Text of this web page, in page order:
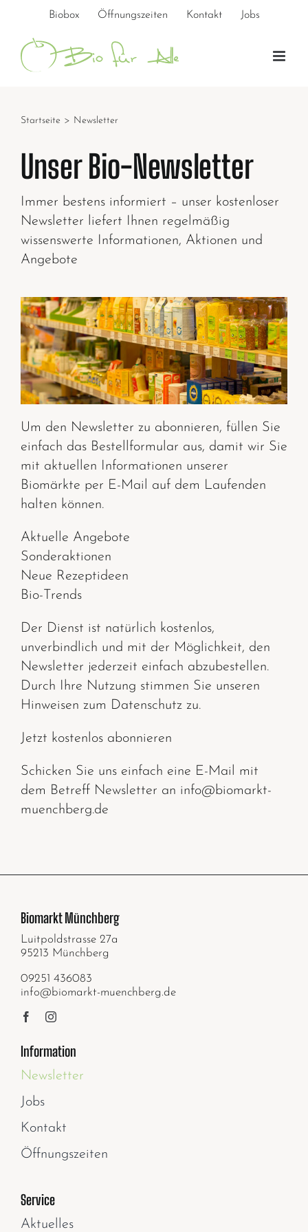
springen
Biobox Öffnungszeiten Kontakt Jobs
Startseite > Newsletter
Unser Bio-Newsletter
Immer bestens informiert – unser kostenloser
Newsletter liefert Ihnen regelmäßig
wissenswerte Informationen, Aktionen und
Angebote
Um den Newsletter zu abonnieren, füllen Sie
einfach das Bestellformular aus, damit wir Sie
mit aktuellen Informationen unserer
Biomärkte per E-Mail auf dem Laufenden
halten können.
Aktuelle Angebote
Sonderaktionen
Neue Rezeptideen
Bio-Trends
Der Dienst ist natürlich kostenlos,
unverbindlich und mit der Möglichkeit, den
Newsletter jederzeit einfach abzubestellen.
Durch Ihre Nutzung stimmen Sie unseren
Hinweisen zum Datenschutz zu.
Jetzt kostenlos abonnieren
Schicken Sie uns einfach eine E-Mail mit
dem Betreff Newsletter an info@biomarkt-
muenchberg.de
Biomarkt Münchberg
Luitpoldstrasse 27a
95213 Münchberg
09251 436083
info@biomarkt-muenchberg.de
Information
Newsletter
Jobs
Kontakt
Öffnungszeiten
Service
Aktuelles